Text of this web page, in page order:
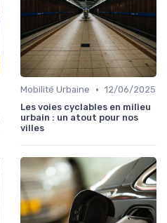
Mobilité Urbaine • 12/06/2025
Les voies cyclables en milieu
urbain : un atout pour nos
villes